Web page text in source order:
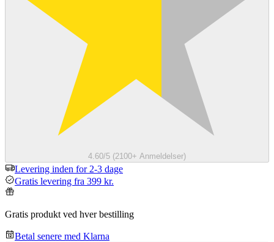
4.60/5 (2100+ Anmeldelser)
Levering inden for 2-3 dage
Gratis levering fra 399 kr.
Gratis produkt ved hver bestilling
Betal senere med Klarna